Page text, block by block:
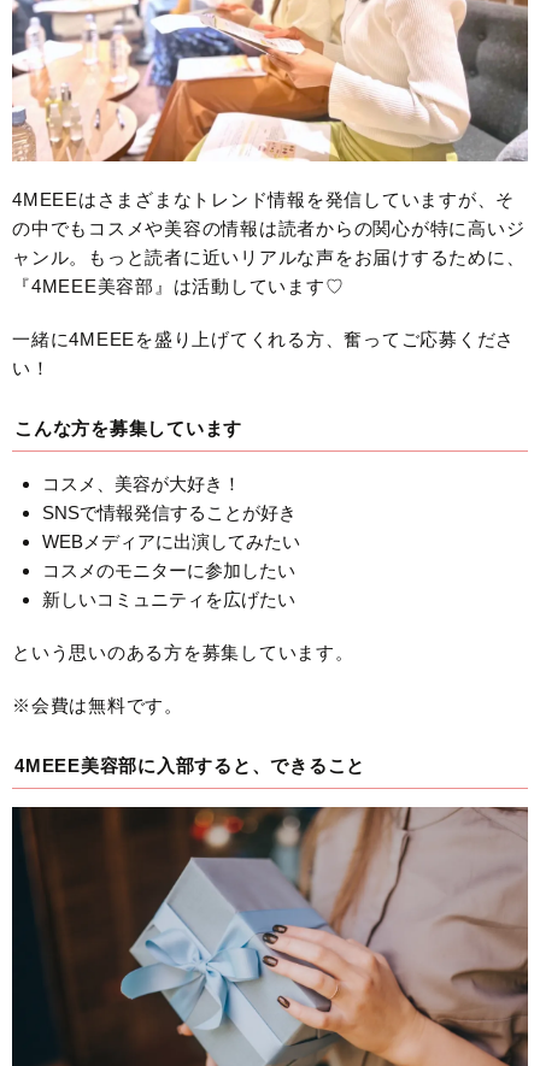
4MEEEはさまざまなトレンド情報を発信していますが、そ
の中でもコスメや美容の情報は読者からの関心が特に高いジ
ャンル。もっと読者に近いリアルな声をお届けするために、
『4MEEE美容部』は活動しています♡
一緒に4MEEEを盛り上げてくれる方、奮ってご応募くださ
い！
こんな方を募集しています
コスメ、美容が大好き！
SNSで情報発信することが好き
WEBメディアに出演してみたい
コスメのモニターに参加したい
新しいコミュニティを広げたい
という思いのある方を募集しています。
※会費は無料です。
4MEEE美容部に入部すると、できること